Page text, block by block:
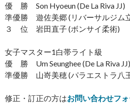
優 勝 Son Hyoeun (De La Riva JJ)
準優勝 遊佐美郷 (リバーサルジム
３ 位 岩田直子 (ボンサイ柔術)
女子マスター1白帯ライト級
優 勝 Um Seunghee (De La Riva JJ)
準優勝 山嵜美穂 (パラエストラ八
修正・訂正の方はお問い合わせフ